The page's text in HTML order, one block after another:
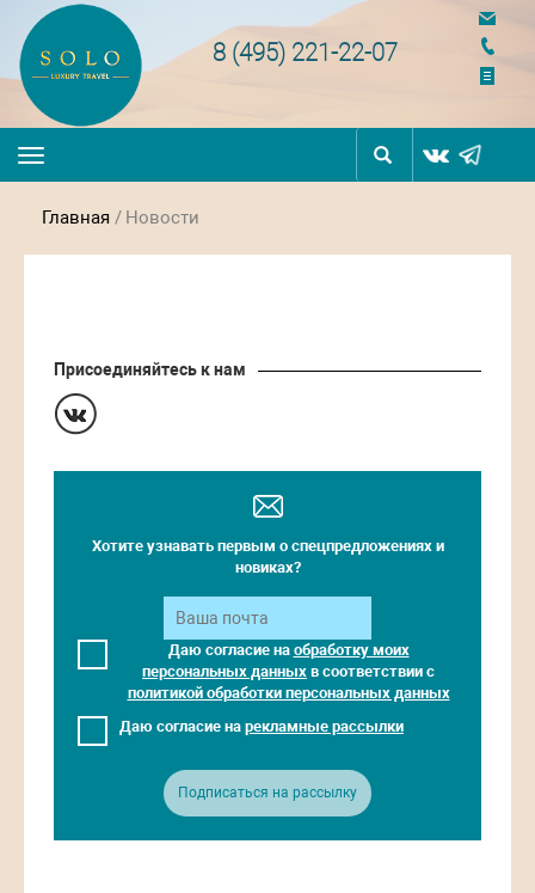
8 (495) 221-22-07
Toggle
navigation
Главная / Новости
Присоединяйтесь к нам
Хотите узнавать первым о спецпредложениях и
новиках?
Даю согласие на обработку моих
персональных данных в соответствии с
политикой обработки персональных данных
Даю согласие на рекламные рассылки
Подписаться на рассылку